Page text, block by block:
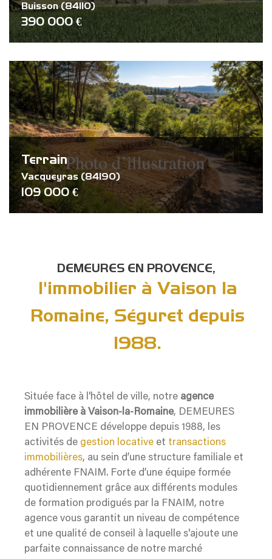
Buisson (84110)
390 000 €
Terrain
Vacqueyras (84190)
109 000 €
DEMEURES EN PROVENCE,
l'immobilier à Vaison la
Romaine, Séguret depuis
1988.
Située face à l'hôtel de ville, notre agence
immobilière à Vaison-la-Romaine, DEMEURES
EN PROVENCE développe depuis 1988, les
activités de gestion locative et transactions
immobilières, au sein d’une structure familiale et
adhérente FNAIM. Forte d’une équipe formée
quotidiennement grâce aux différents modules
de formation prodigués par la FNAIM, notre
agence vous garantit un niveau de compétence
et une qualité de conseil à laquelle s'ajoute une
parfaite connaissance de notre marché